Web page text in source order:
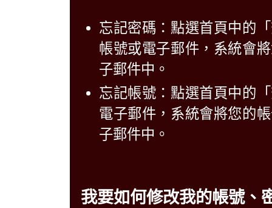
忘記密碼：點選首頁中的
帳號或電子郵件，系統會
子郵件中。
忘記帳號：點選首頁中的
電子郵件，系統會將您的
子郵件中。
我要如何修改我的帳號、